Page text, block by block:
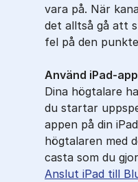
vara på. När
det alltså gå att
fel på den
Använd iPad-
Dina högtalare
du startar
appen på din
högtalaren med
casta som du
Anslut iPad till